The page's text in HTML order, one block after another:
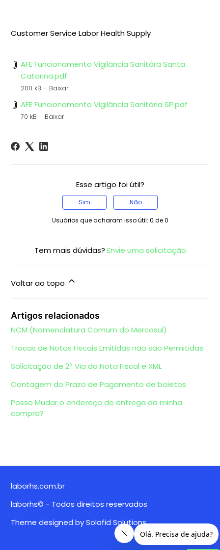
Customer Service Labor Health Supply
AFE Funcionamento Vigilância Sanitára Santa
Catarina.pdf
200 kB Baixar
AFE Funcionamento Vigilância Sanitária SP.pdf
70 kB Baixar
Esse artigo foi útil?
Sim Não
Usuários que acharam isso útil: 0 de 0
Tem mais dúvidas? Envie uma solicitação
Voltar ao topo
Artigos relacionados
NCM (Nomenclatura Comum do Mercosul)
Trocas de Notas Fiscais Emitidas não são Permitidas
Solicitação de 2ª Via da Nota Fiscal e XML
Contagem do Prazo de Pagamento de boletos
Posso Mudar o endereço de entrega da minha
compra?
laborhs.com.br
laborhs© - Todos direitos reservados
Theme designed bySolafid Solutions